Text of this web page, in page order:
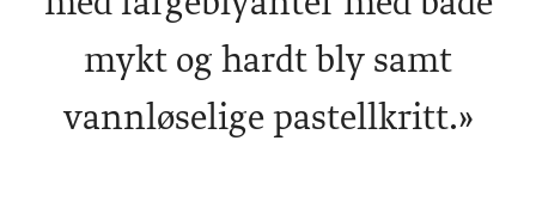
mykt og hardt bly samt
vannløselige pastellkritt.»